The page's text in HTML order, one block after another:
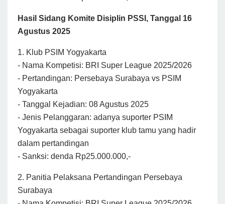
Hasil Sidang Komite Disiplin PSSI, Tanggal 16
Agustus 2025
1. Klub PSIM Yogyakarta
- Nama Kompetisi: BRI Super League 2025/2026
- Pertandingan: Persebaya Surabaya vs PSIM
Yogyakarta
- Tanggal Kejadian: 08 Agustus 2025
- Jenis Pelanggaran: adanya suporter PSIM
Yogyakarta sebagai suporter klub tamu yang hadir
dalam pertandingan
- Sanksi: denda Rp25.000.000,-
2. Panitia Pelaksana Pertandingan Persebaya
Surabaya